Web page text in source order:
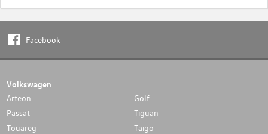
Facebook
Volkswagen
Arteon
Golf
Passat
Tiguan
Touareg
Taigo